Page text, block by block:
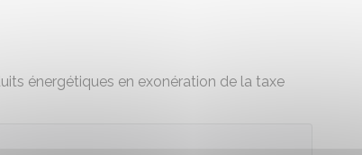
énergétiques en exonération de la taxe